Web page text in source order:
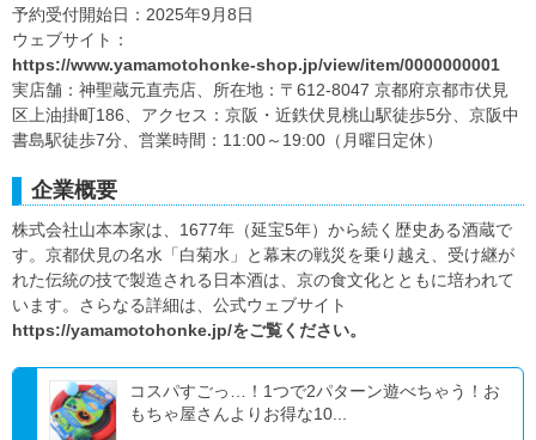
予約受付開始日：2025年9月8日
ウェブサイト：
https://www.yamamotohonke-shop.jp/view/item/0000000001
実店舗：神聖蔵元直売店、所在地：〒612-8047 京都府京都市伏見
区上油掛町186、アクセス：京阪・近鉄伏見桃山駅徒歩5分、京阪中
書島駅徒歩7分、営業時間：11:00～19:00（月曜日定休）
企業概要
株式会社山本本家は、1677年（延宝5年）から続く歴史ある酒蔵で
す。京都伏見の名水「白菊水」と幕末の戦災を乗り越え、受け継が
れた伝統の技で製造される日本酒は、京の食文化とともに培われて
います。さらなる詳細は、公式ウェブサイト
https://yamamotohonke.jp/をご覧ください。
コスパすごっ…！1つで2パターン遊べちゃう！お
もちゃ屋さんよりお得な10...